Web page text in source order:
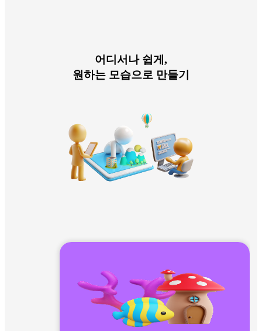
어디서나 쉽게,
원하는 모습으로 만들기